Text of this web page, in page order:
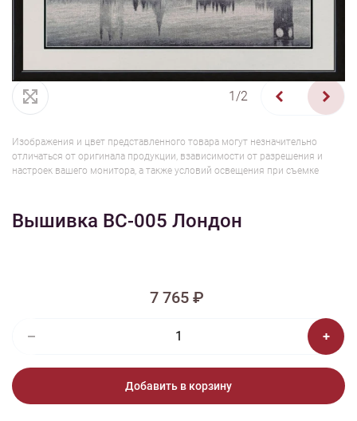
1/2
Изображения и цвет представленного товара могут незначительно
отличаться от оригинала продукции, взависимости от разрешения и
настроек вашего монитора, а также условий освещения при съемке
Вышивка ВС-005 Лондон
7 765 ₽
Добавить в корзину